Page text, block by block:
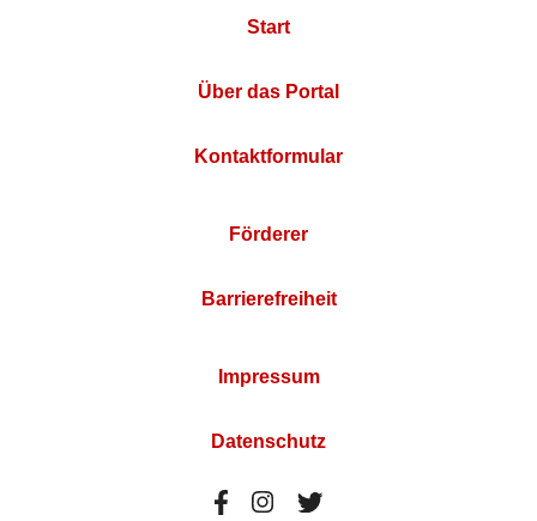
Start
Über das Portal
Kontaktformular
Förderer
Barrierefreiheit
Impressum
Datenschutz